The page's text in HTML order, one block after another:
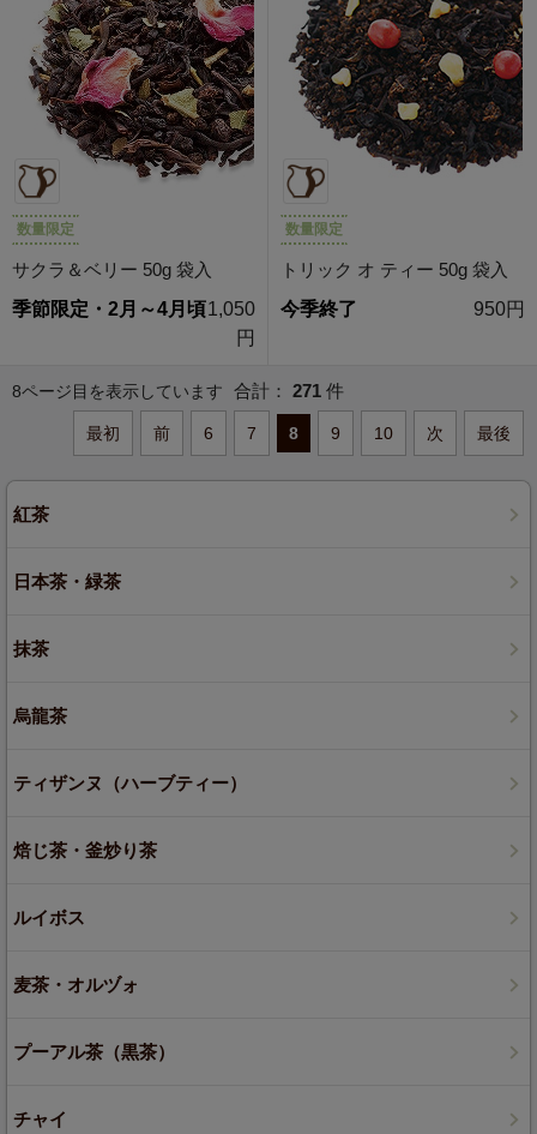
数量限定
サクラ＆ベリー 50g 袋入
季節限定・2月～4月頃1,050
円
数量限定
トリック オ ティー 50g 袋入
今季終了
950円
8ページ目を表示しています 合計： 271 件
最初 前 6 7 8 9 10 次 最後
紅茶
日本茶・緑茶
抹茶
烏龍茶
ティザンヌ（ハーブティー）
焙じ茶・釜炒り茶
ルイボス
麦茶・オルヅォ
プーアル茶（黒茶）
チャイ